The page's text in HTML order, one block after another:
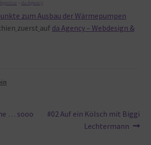
da Agency
zum Ausbau der Wärmepumpen
zuerst auf da Agency – Webdesign &
… sooo
Nächster
#02 Auf ein Kölsch mit Biggi
Lechtermann